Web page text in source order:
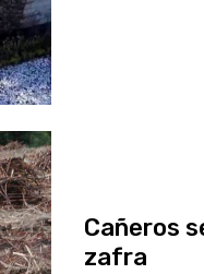
Cañeros
zafra